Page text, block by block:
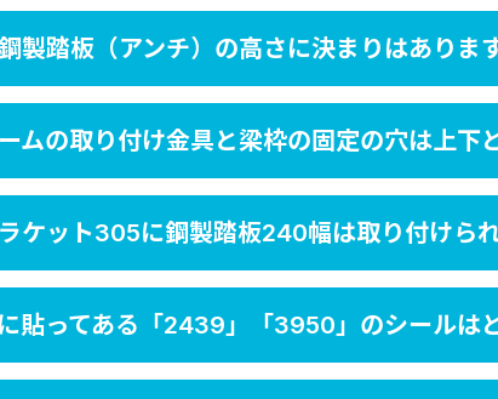
製踏板（アンチ）の高さに決まりはありま
ムの取り付け金具と梁枠の固定の穴は上下
ケット305に鋼製踏板240幅は取り付けら
貼ってある「2439」「3950」のシールは